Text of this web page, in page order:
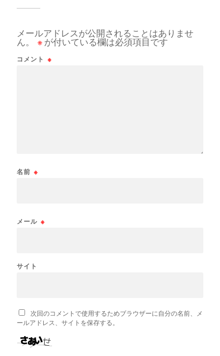
メールアドレスが公開されることはありませ
ん。
※ が付いている欄は必須項目です
コメント ※
名前 ※
メール ※
サイト
次回のコメントで使用するためブラウザーに自分の名前、メ
ールアドレス、サイトを保存する。